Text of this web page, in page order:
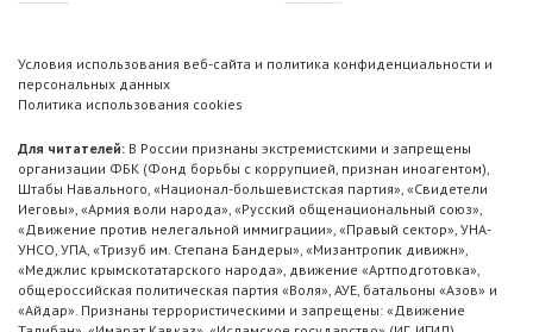
Условия использования веб-сайта и политика конфиденциальности и
персональных данных
Политика использования cookies
Для читателей: В России признаны экстремистскими и запрещены
организации ФБК (Фонд борьбы с коррупцией, признан иноагентом),
Штабы Навального, «Национал-большевистская партия», «Свидетели
Иеговы», «Армия воли народа», «Русский общенациональный союз»,
«Движение против нелегальной иммиграции», «Правый сектор», УНА-
УНСО, УПА, «Тризуб им. Степана Бандеры», «Мизантропик дивижн»,
«Меджлис крымскотатарского народа», движение «Артподготовка»,
общероссийская политическая партия «Воля», АУЕ, батальоны «Азов» и
«Айдар». Признаны террористическими и запрещены: «Движение